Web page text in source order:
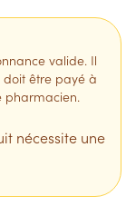
valide. Il
être payé à
pharmacien.
nécessite une